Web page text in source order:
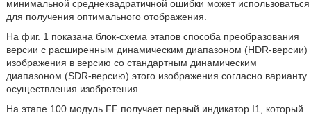
минимальной среднеквадратичной ошибки может использоваться
для получения оптимального отображения.
На фиг. 1 показана блок-схема этапов способа преобразования
версии с расширенным динамическим диапазоном (HDR-версии)
изображения в версию со стандартным динамическим
диапазоном (SDR-версию) этого изображения согласно варианту
осуществления изобретения.
На этапе 100 модуль FF получает первый индикатор I1, который